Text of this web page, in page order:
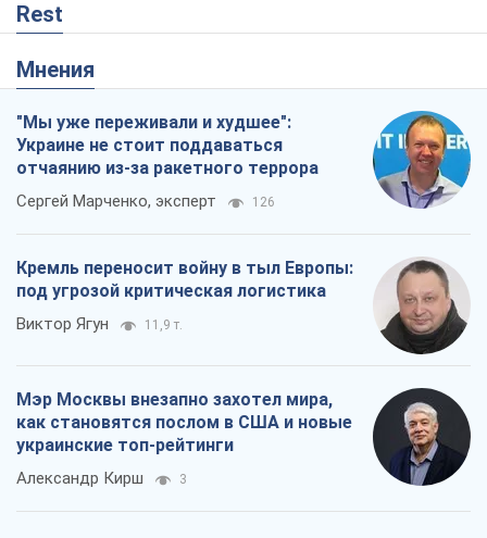
Rest
Мнения
"Мы уже переживали и худшее":
Украине не стоит поддаваться
отчаянию из-за ракетного террора
Сергей Марченко, эксперт 126
Кремль переносит войну в тыл Европы:
под угрозой критическая логистика
Виктор Ягун 11,9 т.
Мэр Москвы внезапно захотел мира,
как становятся послом в США и новые
украинские топ-рейтинги
Александр Кирш 3